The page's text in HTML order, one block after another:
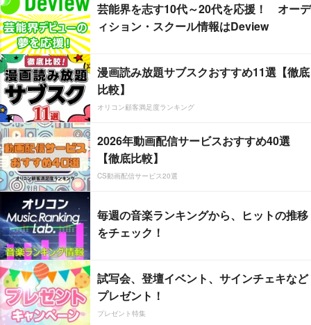
芸能界を志す10代～20代を応援！ オーデ
ィション・スクール情報はDeview
漫画読み放題サブスクおすすめ11選【徹底
比較】
オリコン顧客満足度ランキング
2026年動画配信サービスおすすめ40選
【徹底比較】
CS動画配信サービス20選
毎週の音楽ランキングから、ヒットの推移
をチェック！
試写会、登壇イベント、サインチェキなど
プレゼント！
プレゼント特集